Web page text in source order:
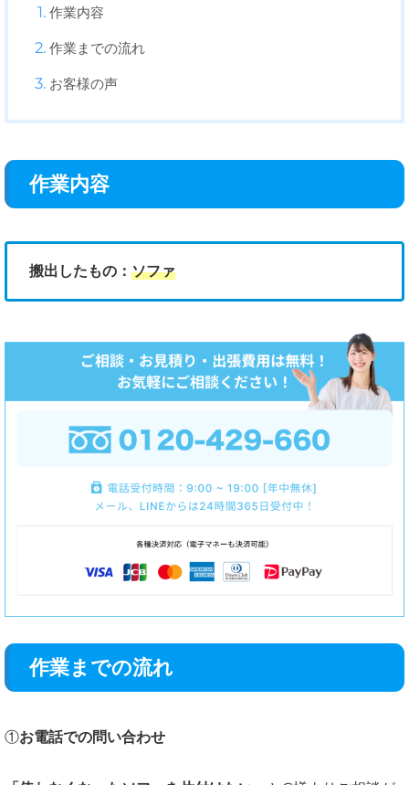
作業内容
作業までの流れ
お客様の声
作業内容
搬出したもの： ソファ
作業までの流れ
①お電話での問い合わせ